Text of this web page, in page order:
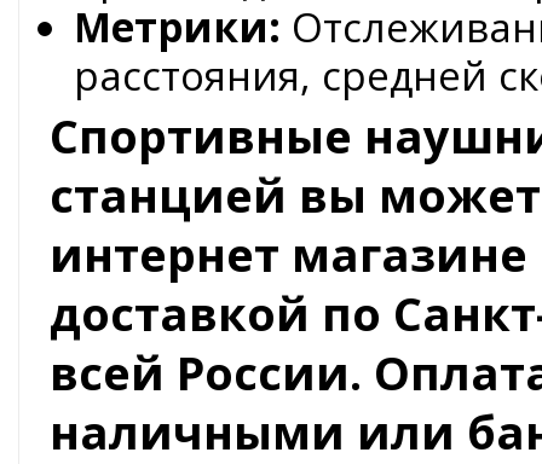
Метрики:
расстояния, средней
Спортивные
станцией вы
интернет
доставкой по
всей России.
наличными или